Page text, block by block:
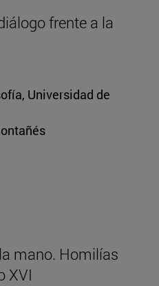
frente a la
Universidad de
mano. Homilías
XVI